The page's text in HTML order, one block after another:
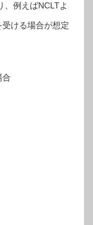
、例えばNCLTよ
ける場合が想定
合